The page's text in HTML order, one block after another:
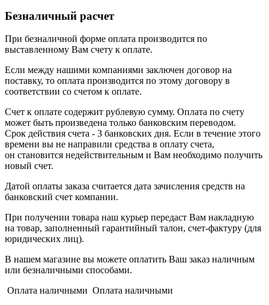
Безналичный расчет
При безналичной форме оплата производится по
выставленному Вам счету к оплате.
Если между нашими компаниями заключен договор на
поставку, то оплата производится по этому договору в
соответствии со счетом к оплате.
Счет к оплате содержит рублевую сумму. Оплата по счету
может быть произведена только банковским переводом.
Срок действия счета - 3 банковских дня. Если в течение этого
времени вы не направили средства в оплату счета,
он становится недействительным и Вам необходимо получить
новый счет.
Датой оплаты заказа считается дата зачисления средств на
банковский счет компании.
При получении товара наш курьер передаст Вам накладную
на товар, заполненный гарантийный талон, счет-фактуру (для
юридических лиц).
В нашем магазине вы можете оплатить Ваш заказ наличным
или безналичными способами.
Оплата наличными Оплата наличными